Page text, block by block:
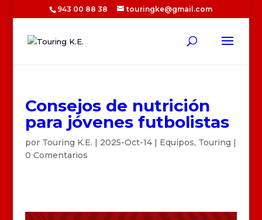
943 00 88 38 touringke@gmail.com
Consejos de nutrición
para jóvenes futbolistas
por Touring K.E. | 2025-Oct-14| Equipos, Touring |
0 Comentarios